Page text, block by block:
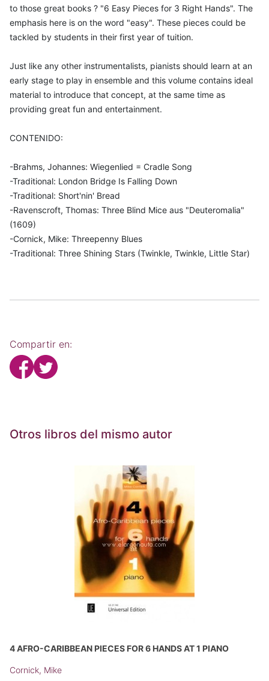
to those great books ? "6 Easy Pieces for 3 Right Hands". The
emphasis here is on the word "easy". These pieces could be
tackled by students in their first year of tuition.
Just like any other instrumentalists, pianists should learn at an
early stage to play in ensemble and this volume contains ideal
material to introduce that concept, at the same time as
providing great fun and entertainment.
CONTENIDO:
-Brahms, Johannes: Wiegenlied = Cradle Song
-Traditional: London Bridge Is Falling Down
-Traditional: Short'nin' Bread
-Ravenscroft, Thomas: Three Blind Mice aus "Deuteromalia"
(1609)
-Cornick, Mike: Threepenny Blues
-Traditional: Three Shining Stars (Twinkle, Twinkle, Little Star)
Compartir en:
Otros libros del mismo autor
4 AFRO-CARIBBEAN PIECES FOR 6 HANDS AT 1 PIANO
Cornick, Mike